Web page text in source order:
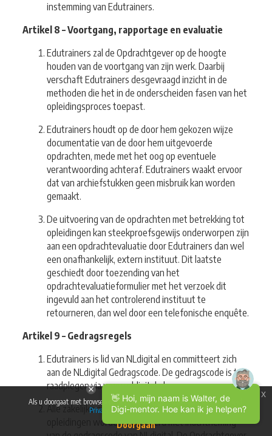
instemming van Edutrainers.
Artikel 8 – Voortgang, rapportage en evaluatie
Edutrainers zal de Opdrachtgever op de hoogte
houden van de voortgang van zijn werk. Daarbij
verschaft Edutrainers desgevraagd inzicht in de
methoden die het in de onderscheiden fasen van het
opleidingsproces toepast.
Edutrainers houdt op de door hem gekozen wijze
documentatie van de door hem uitgevoerde
opdrachten, mede met het oog op eventuele
verantwoording achteraf. Edutrainers waakt ervoor
dat van archiefstukken geen misbruik kan worden
gemaakt.
De uitvoering van de opdrachten met betrekking tot
opleidingen kan steekproefsgewijs onderworpen zijn
aan een opdrachtevaluatie door Edutrainers dan wel
een onafhankelijk, extern instituut. Dit laatste
geschiedt door toezending van het
opdrachtevaluatieformulier met het verzoek dit
ingevuld aan het controlerend instituut te
retourneren, dan wel door een telefonische enquête.
Artikel 9 – Gedragsregels
Edutrainers is lid van NLdigital en committeert zich
aan de NLdigital Gedragscode. De gedragscode is te
raadplegen via www.nldigital.nl.
Alle zakelijke opdrachten met betrekking tot
opleidingen worden uitgevoerd met inachtneming
Als u doorgaat met browsen op deze website, gaat u akkoord met ons beleid:
Privacy & gebruikersvoorwaarden
Doorgaan
x
👋 Hoi, mijn naam is Walter, de
Digi-mentor. Hoe kan ik je helpen?